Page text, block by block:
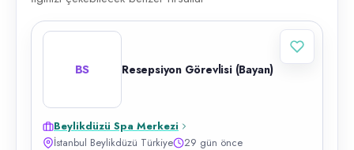
BS Resepsiyon Görevlisi (Bayan)
Beylikdüzü Spa Merkezi
İstanbul Beylikdüzü Türkiye
29 gün önce